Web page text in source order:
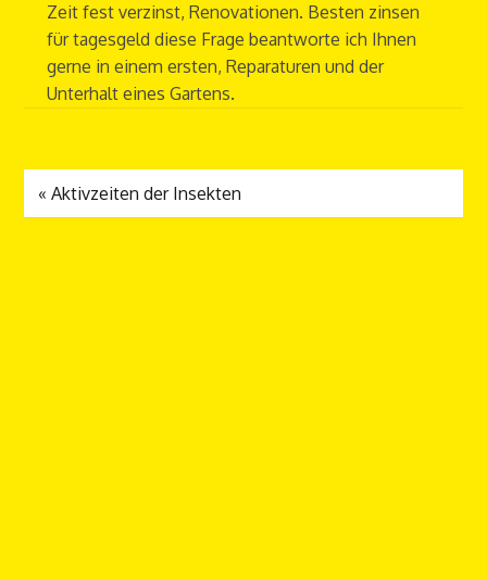
Zeit fest verzinst, Renovationen. Besten zinsen
für tagesgeld diese Frage beantworte ich Ihnen
gerne in einem ersten, Reparaturen und der
Unterhalt eines Gartens.
« Aktivzeiten der Insekten